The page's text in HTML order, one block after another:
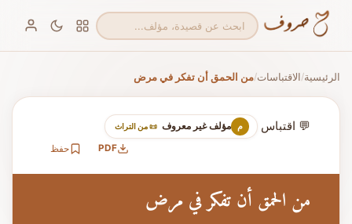
الرئيسية/الاقتباسات/من الحمق أن تفكر في مرض
💬 اقتباس م مؤلف غير معروف 📜 من التراث
PDF حفظ
من الحمق أن تفكر في مرض